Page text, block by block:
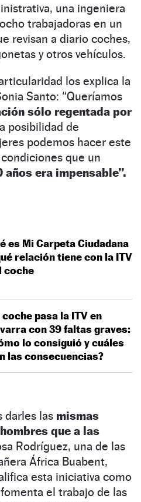
una ingeniera
ocho trabajadoras en un
revisan a diario coches,
y otros vehículos.
los explica la
Santo: “Queríamos
sólo regentada por
posibilidad de
podemos hacer este
que un
años era impensable”.
es Mi Carpeta Ciudadana
relación tiene con la ITV
coche
coche pasa la ITV en
con 39 faltas graves:
lo consiguió y cuáles
las consecuencias?
darles las mismas
que a las
Rodríguez, una de las
África Buabent,
esta iniciativa como
el trabajo de las